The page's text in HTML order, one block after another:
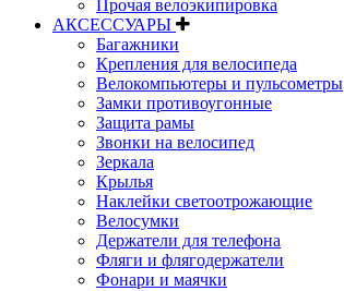
Прочая велоэкипировка
АКСЕССУАРЫ
Багажники
Крепления для велосипеда
Велокомпьютеры и пульсометры
Замки противоугонные
Защита рамы
Звонки на велосипед
Зеркала
Крылья
Наклейки светоотрожающие
Велосумки
Держатели для телефона
Фляги и флягодержатели
Фонари и маячки